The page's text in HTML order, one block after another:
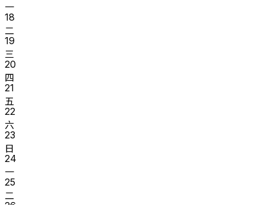
一
18
二
19
三
20
四
21
五
22
六
23
日
24
一
25
二